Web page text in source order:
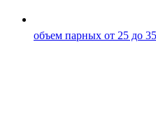
объем парных от 25 до